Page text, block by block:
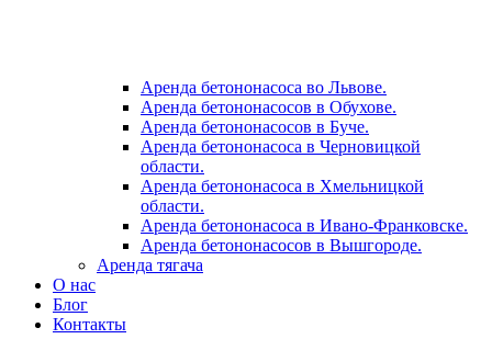
Аренда бетононасоса во Львове.
Аренда бетононасосов в Обухове.
Аренда бетононасосов в Буче.
Аренда бетононасоса в Черновицкой
области.
Аренда бетононасоса в Хмельницкой
области.
Аренда бетононасоса в Ивано-Франковске.
Аренда бетононасосов в Вышгороде.
Аренда тягача
О нас
Блог
Контакты